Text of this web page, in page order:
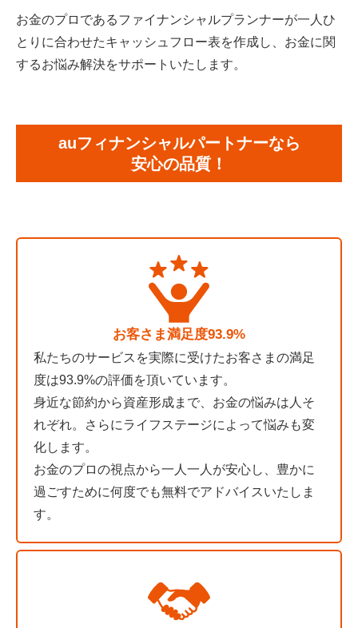
お金のプロであるファイナンシャルプランナーが一人ひ
とりに合わせたキャッシュフロー表を作成し、お金に関
するお悩み解決をサポートいたします。
auフィナンシャルパートナーなら
安心の品質！
お客さま満足度93.9%
私たちのサービスを実際に受けたお客さまの満足
度は93.9%の評価を頂いています。
身近な節約から資産形成まで、お金の悩みは人そ
れぞれ。さらにライフステージによって悩みも変
化します。
お金のプロの視点から一人一人が安心し、豊かに
過ごすために何度でも無料でアドバイスいたしま
す。